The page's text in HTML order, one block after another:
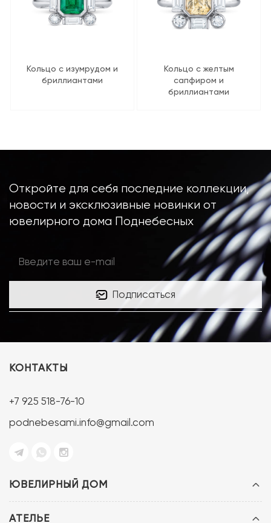
Кольцо с изумрудом и
бриллиантами
Кольцо с желтым
сапфиром и
бриллиантами
Откройте для себя последние коллекции,
новости и эксклюзивные новинки от
ювелирного дома Поднебесных
Подписаться
ЮВЕЛИРНЫЙ ДОМ
АТЕЛЬЕ
КОНТАКТЫ
+7 925 518-76-10
podnebesami.info@gmail.com